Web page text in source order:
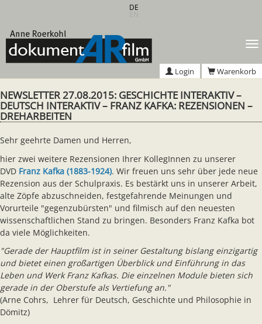
springen
DE
Login Warenkorb
NEWSLETTER 27.08.2015: GESCHICHTE INTERAKTIV –
DEUTSCH INTERAKTIV – FRANZ KAFKA: REZENSIONEN –
DREHARBEITEN
Sehr geehrte Damen und Herren,
hier zwei weitere Rezensionen Ihrer KollegInnen zu unserer
DVD Franz Kafka (1883-1924). Wir freuen uns sehr über jede neue
Rezension aus der Schulpraxis. Es bestärkt uns in unserer Arbeit,
alte Zöpfe abzuschneiden, festgefahrende Meinungen und
Vorurteile "gegenzubürsten" und filmisch auf den neuesten
wissenschaftlichen Stand zu bringen. Besonders Franz Kafka bot
da viele Möglichkeiten.
"Gerade der Hauptfilm ist in seiner Gestaltung bislang einzigartig
und bietet einen großartigen Überblick und Einführung in das
Leben und Werk Franz Kafkas. Die einzelnen Module bieten sich
gerade in der Oberstufe als Vertiefung an."
(Arne Cohrs, Lehrer für Deutsch, Geschichte und Philosophie in
Dömitz)